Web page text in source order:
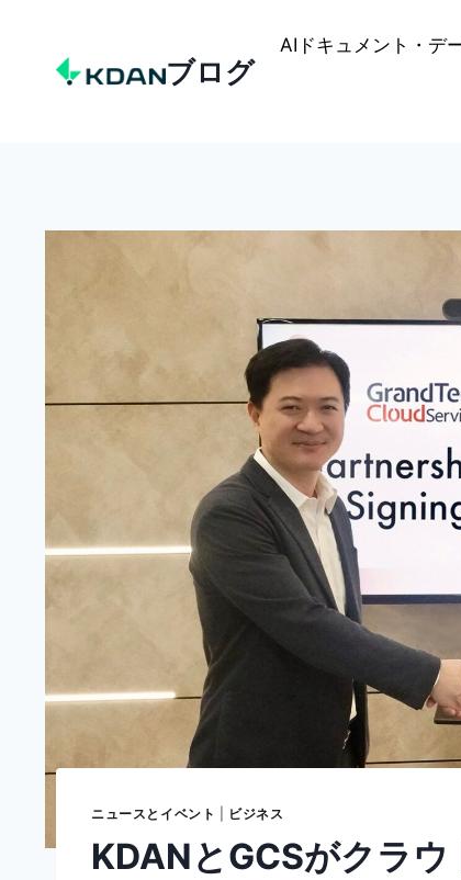
content
ブログ
AIドキュメント・デ
ニュースとイベント ビジネス
KDANとGCSがクラ